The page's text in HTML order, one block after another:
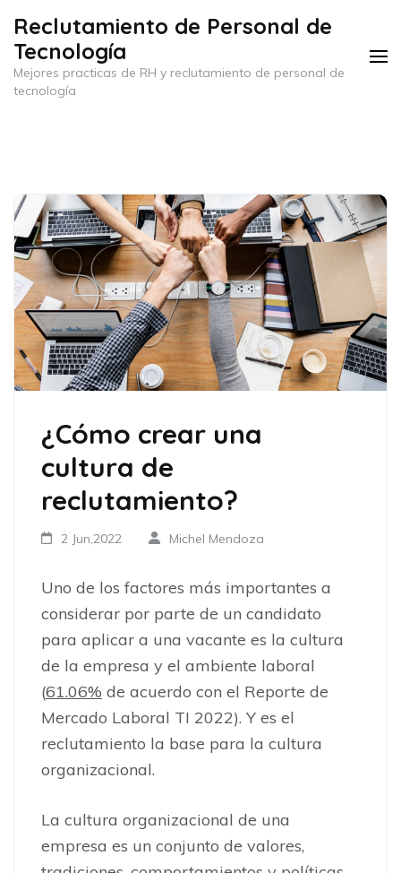
contenido
(presiona
Reclutamiento de Personal de
Tecnología
Mejores practicas de RH y reclutamiento de personal de
tecnología
¿Cómo crear una
cultura de
reclutamiento?
2 Jun,2022 Michel Mendoza
Uno de los factores más importantes a
considerar por parte de un candidato
para aplicar a una vacante es la cultura
de la empresa y el ambiente laboral
(61.06% de acuerdo con el Reporte de
Mercado Laboral TI 2022). Y es el
reclutamiento la base para la cultura
organizacional.
La cultura organizacional de una
empresa es un conjunto de valores,